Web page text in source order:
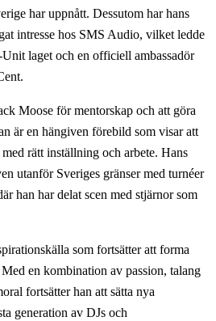
har uppnått. Dessutom har hans
intresse hos SMS Audio, vilket ledde
laget och en officiell ambassadör
Moose för mentorskap och att göra
är en hängiven förebild som visar att
rätt inställning och arbete. Hans
utanför Sveriges gränser med turnéer
han har delat scen med stjärnor som
som fortsätter att forma
en kombination av passion, talang
fortsätter han att sätta nya
generation av DJs och